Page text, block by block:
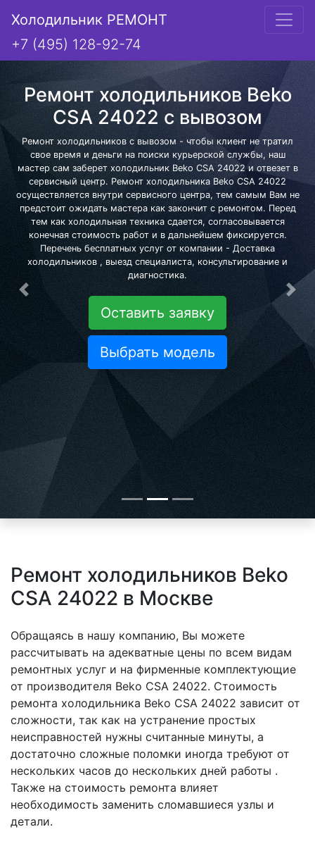
Холодильник РЕМОНТ
+7 (495) 128-92-74
Ремонт холодильников Beko
CSA 24022 с вывозом
Ремонт холодильников с вывозом - чтобы клиент не тратил
свое время и деньги на поиски курьерской службы, наш
мастер сам заберет холодильник Beko CSA 24022 и отвезет в
сервисный центр. Ремонт холодильника Beko CSA 24022
осуществляется внутри сервисного центра, тем самым Вам не
предстоит ожидать мастера как закончит с ремонтом. Перед
тем как холодильная техника сдается, согласовывается
конечная стоимость работ и в дальнейшем фиксируется.
Перечень бесплатных услуг от компании - Доставка
холодильников , выезд специалиста, консультирование и
диагностика.
Оставить заявку
Выбрать модель
Предыдущая
Ремонт холодильников Beko
CSA 24022 в Москве
Обращаясь в нашу компанию, Вы можете
рассчитывать на адекватные цены по всем видам
ремонтных услуг и на фирменные комплектующие
от производителя Beko CSA 24022. Стоимость
ремонта холодильника Beko CSA 24022 зависит от
сложности, так как на устранение простых
неисправностей нужны считанные минуты, а
достаточно сложные поломки иногда требуют от
нескольких часов до нескольких дней работы .
Также на стоимость ремонта влияет
необходимость заменить сломавшиеся узлы и
детали.